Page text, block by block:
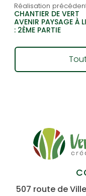
Réalisation
CHANTIER DE VERT
AVENIR PAYSAGE À
: 2ÈME PARTIE
507 route de